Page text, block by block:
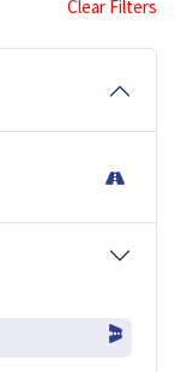
Clear Filters